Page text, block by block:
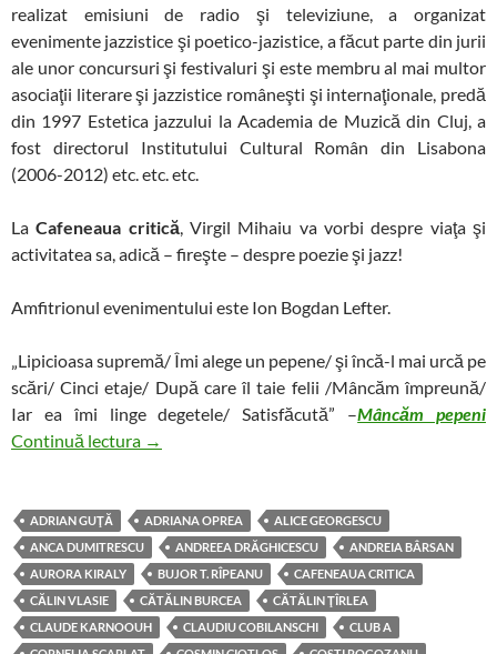
realizat emisiuni de radio şi televiziune, a organizat
evenimente jazzistice şi poetico-jazistice, a făcut parte din jurii
ale unor concursuri şi festivaluri şi este membru al mai multor
asociaţii literare şi jazzistice româneşti şi internaţionale, predă
din 1997 Estetica jazzului la Academia de Muzică din Cluj, a
fost directorul Institutului Cultural Român din Lisabona
(2006-2012) etc. etc. etc.
LaCafeneaua critică, Virgil Mihaiu va vorbi despre viaţa şi
activitatea sa, adică – fireşte – despre poezie şi jazz!
Amfitrionul evenimentului este Ion Bogdan Lefter.
„Lipicioasa supremă/ Îmi alege un pepene/ şi încă-l mai urcă pe
scări/ Cinci etaje/ După care îl taie felii /Mâncăm împreună/
Iar ea îmi linge degetele/ Satisfăcută” –Mâncăm pepeni
Continuă lectura Despre poezie şi jazz, în compania lui Virgil
→
ADRIAN GUŢĂ ADRIANA OPREA
ALICE GEORGESCU
ANCA DUMITRESCU
ANDREEA DRĂGHICESCU
ANDREIA BÂRSAN
AURORA KIRALY
BUJOR T. RÎPEANU
CAFENEAUA CRITICA
CĂLIN VLASIE
CĂTĂLIN BURCEA
CĂTĂLIN ŢÎRLEA
CLAUDE KARNOOUH
CLAUDIU COBILANSCHI
CLUB A